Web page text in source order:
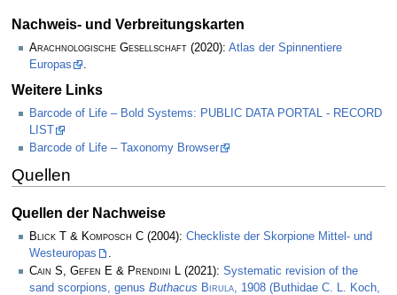
Nachweis- und Verbreitungskarten
Arachnologische Gesellschaft (2020): Atlas der Spinnentiere
Europas
.
Weitere Links
Barcode of Life – Bold Systems: PUBLIC DATA PORTAL - RECORD
LIST
Barcode of Life – Taxonomy Browser
Quellen
Quellen der Nachweise
Blick T & Komposch C (2004): Checkliste der Skorpione Mittel- und
Westeuropas
Cain S, Gefen E & Prendini L
(2021): Systematic revision of the
sand scorpions, genus Buthacus Birula , 1908 (Buthidae C. L. Koch,